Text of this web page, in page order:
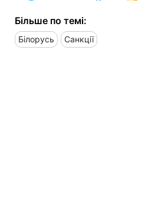
Більше по темі:
Білорусь Санкції